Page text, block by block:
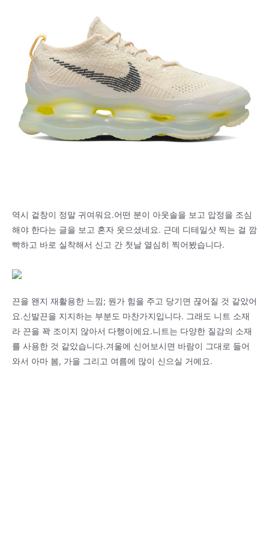
역시 겉창이 정말 귀여워요.어떤 분이 아웃솔을 보고 압정을 조심
해야 한다는 글을 보고 혼자 웃으셨네요. 근데 디테일샷 찍는 걸 깜
빡하고 바로 실착해서 신고 간 첫날 열심히 찍어봤습니다.
끈을 왠지 재활용한 느낌; 뭔가 힘을 주고 당기면 끊어질 것 같았어
요.신발끈을 지지하는 부분도 마찬가지입니다. 그래도 니트 소재
라 끈을 꽉 조이지 않아서 다행이에요.니트는 다양한 질감의 소재
를 사용한 것 같았습니다.겨울에 신어보시면 바람이 그대로 들어
와서 아마 봄, 가을 그리고 여름에 많이 신으실 거예요.